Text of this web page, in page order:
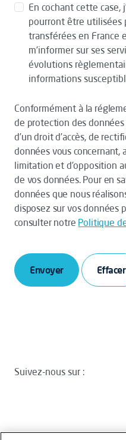
En cochant cette case,
pourront être utilisées
transférées en France
m’informer sur ses
évolutions
informations
Conformément à la
de protection des
d’un droit d’accès, de
données vous concernant,
limitation et d’opposition
de vos données. Pour en
données que nous
disposez sur vos données
consulter notre Politique
Envoyer
Suivez-nous sur :